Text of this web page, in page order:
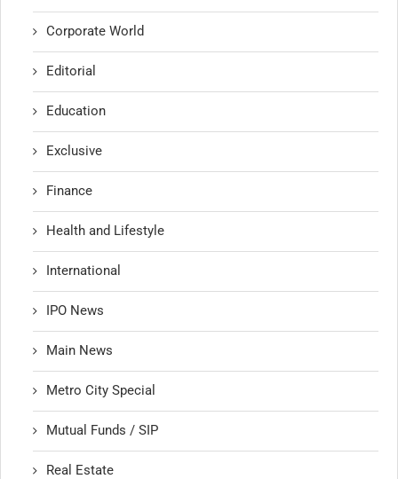
Corporate World
Editorial
Education
Exclusive
Finance
Health and Lifestyle
International
IPO News
Main News
Metro City Special
Mutual Funds / SIP
Real Estate